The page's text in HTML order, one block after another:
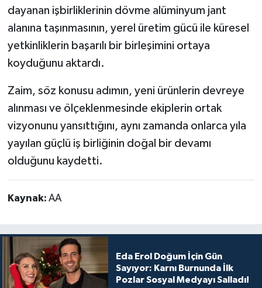
dayanan işbirliklerinin dövme alüminyum jant
alanına taşınmasının, yerel üretim gücü ile küresel
yetkinliklerin başarılı bir birleşimini ortaya
koyduğunu aktardı.
Zaim, söz konusu adımın, yeni ürünlerin devreye
alınması ve ölçeklenmesinde ekiplerin ortak
vizyonunu yansıttığını, aynı zamanda onlarca yıla
yayılan güçlü iş birliğinin doğal bir devamı
olduğunu kaydetti.
Kaynak: AA
Eda Erol Doğum İçin Gün
Sayıyor: Karnı Burnunda İlk
Pozlar Sosyal Medyayı Salladı!